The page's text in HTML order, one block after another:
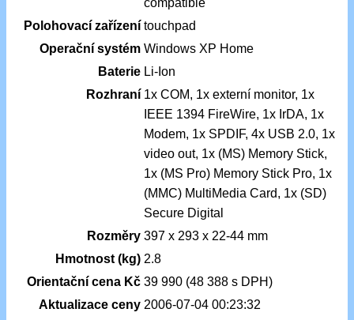
compatible
Polohovací zařízení touchpad
Operační systém Windows XP Home
Baterie Li-Ion
Rozhraní 1x COM, 1x externí monitor, 1x
IEEE 1394 FireWire, 1x IrDA, 1x
Modem, 1x SPDIF, 4x USB 2.0, 1x
video out, 1x (MS) Memory Stick,
1x (MS Pro) Memory Stick Pro, 1x
(MMC) MultiMedia Card, 1x (SD)
Secure Digital
Rozměry 397 x 293 x 22-44 mm
Hmotnost (kg) 2.8
Orientační cena Kč 39 990 (48 388 s DPH)
Aktualizace ceny 2006-07-04 00:23:32